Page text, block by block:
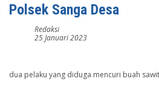
Polsek Sanga Desa
Redaksi
25 Januari 2023
dua pelaku yang diduga mencuri buah